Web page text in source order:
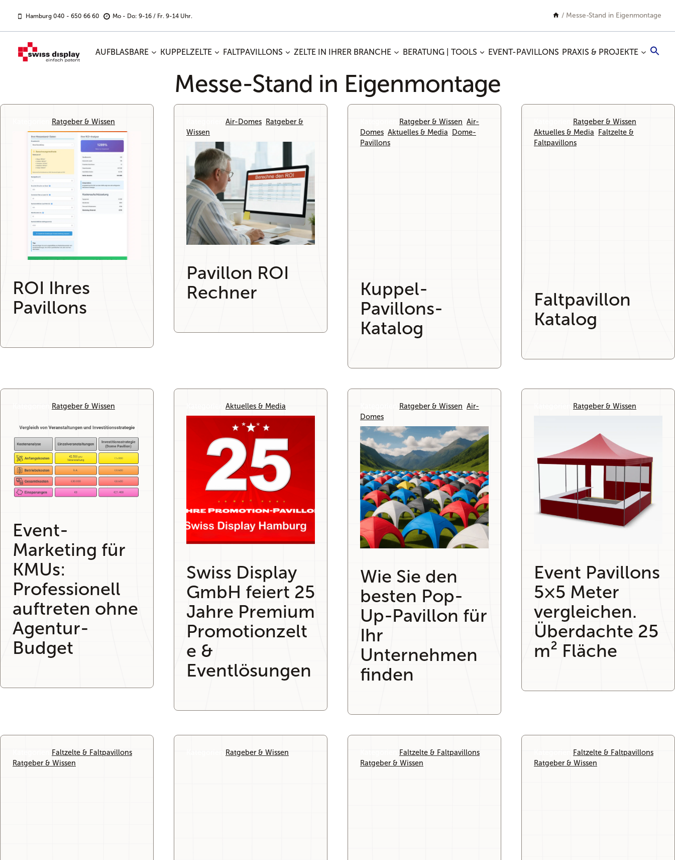
Inhalt
springen
Hamburg 040 - 650 66 60 Mo - Do: 9-16 / Fr. 9-14 Uhr. / Messe-Stand in Eigenmontage
AUFBLASBARE KUPPELZELTE FALTPAVILLONS ZELTE IN IHRER BRANCHE BERATUNG | TOOLS EVENT-PAVILLONS PRAXIS & PROJEKTE
Messe-Stand in Eigenmontage
Ratgeber & Wissen
ROI Ihres
Pavillons
Air-Domes Ratgeber &
Wissen
Pavillon ROI
Rechner
Ratgeber & Wissen Air-
Domes Aktuelles & Media Dome-
Pavillons
Kuppel-
Pavillons-
Katalog
Ratgeber & Wissen
Aktuelles & Media Faltzelte &
Faltpavillons
Faltpavillon
Katalog
Ratgeber & Wissen
Event-
Marketing für
KMUs:
Professionell
auftreten ohne
Agentur-
Budget
Aktuelles & Media
Swiss Display
GmbH feiert 25
Jahre Premium
Promotionzelt
e &
Eventlösungen
Ratgeber & Wissen Air-
Domes
Wie Sie den
besten Pop-
Up-Pavillon für
Ihr
Unternehmen
finden
Ratgeber & Wissen
Event Pavillons
5×5 Meter
vergleichen.
Überdachte 25
m² Fläche
Faltzelte & Faltpavillons
Ratgeber & Wissen
Ratgeber & Wissen Faltzelte & Faltpavillons
Ratgeber & Wissen
Faltzelte & Faltpavillons
Ratgeber & Wissen